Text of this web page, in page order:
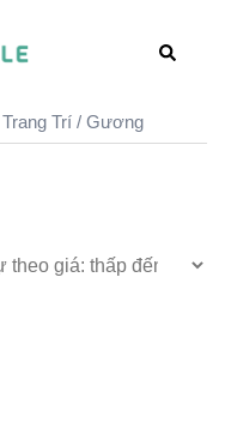
Search
Trí / Gương